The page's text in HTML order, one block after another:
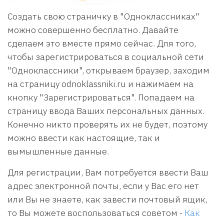
Создать свою страничку в "Одноклассниках"
можно совершенно бесплатно. Давайте
сделаем это вместе прямо сейчас. Для того,
чтобы зарегистрироваться в социальной сети
"Одноклассники", открываем браузер, заходим
на страницу odnoklassniki.ru и нажимаем на
кнопку "Зарегистрироваться". Попадаем на
страницу ввода Ваших персональных данных.
Конечно никто проверять их не будет, поэтому
можно ввести как настоящие, так и
вымышленные данные.
Для регистрации, Вам потребуется ввести Ваш
адрес электронной почты, если у Вас его нет
или Вы не знаете, как завести почтовый ящик,
то Вы можете воспользоваться советом - Как